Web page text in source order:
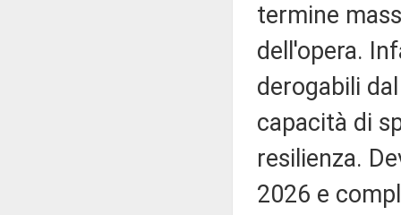
termine
dell'opera.
derogabili
capacità di
resilienza.
2026 e